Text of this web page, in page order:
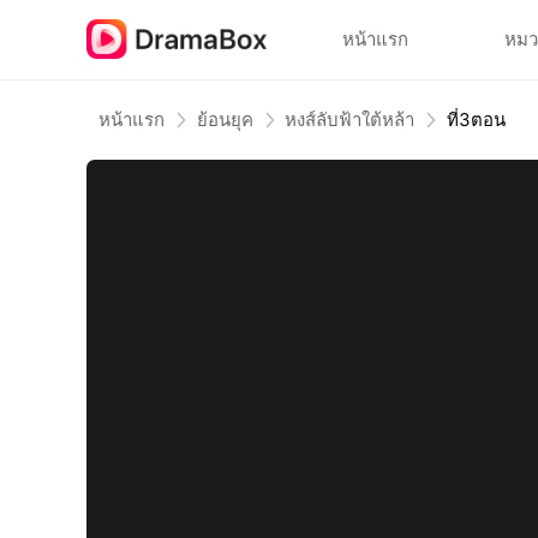
หน้าแรก หม
หน้าแรก ย้อนยุค หงส์ลับฟ้าใต้หล้า ที่3ตอน